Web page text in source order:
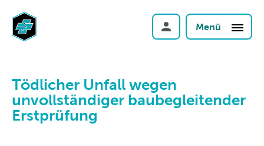
Menü
Tödlicher Unfall wegen
unvollständiger baubegleitender
Erstprüfung